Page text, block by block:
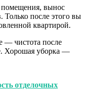
помещения, вынос
Только после этого вы
квартирой.
— чистота после
Хорошая уборка —
отделочных